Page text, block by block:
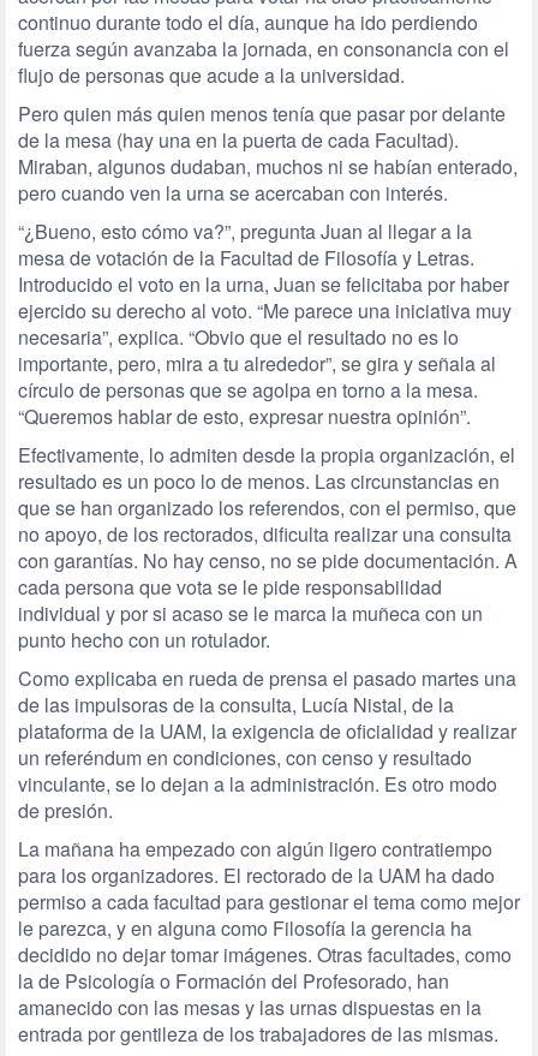
continuo durante todo el día, aunque ha ido perdiendo
fuerza según avanzaba la jornada, en consonancia con el
flujo de personas que acude a la universidad.
Pero quien más quien menos tenía que pasar por delante
de la mesa (hay una en la puerta de cada Facultad).
Miraban, algunos dudaban, muchos ni se habían enterado,
pero cuando ven la urna se acercaban con interés.
“¿Bueno, esto cómo va?”, pregunta Juan al llegar a la
mesa de votación de la Facultad de Filosofía y Letras.
Introducido el voto en la urna, Juan se felicitaba por haber
ejercido su derecho al voto. “Me parece una iniciativa muy
necesaria”, explica. “Obvio que el resultado no es lo
importante, pero, mira a tu alrededor”, se gira y señala al
círculo de personas que se agolpa en torno a la mesa.
“Queremos hablar de esto, expresar nuestra opinión”.
Efectivamente, lo admiten desde la propia organización, el
resultado es un poco lo de menos. Las circunstancias en
que se han organizado los referendos, con el permiso, que
no apoyo, de los rectorados, dificulta realizar una consulta
con garantías. No hay censo, no se pide documentación. A
cada persona que vota se le pide responsabilidad
individual y por si acaso se le marca la muñeca con un
punto hecho con un rotulador.
Como explicaba en rueda de prensa el pasado martes una
de las impulsoras de la consulta, Lucía Nistal, de la
plataforma de la UAM, la exigencia de oficialidad y realizar
un referéndum en condiciones, con censo y resultado
vinculante, se lo dejan a la administración. Es otro modo
de presión.
La mañana ha empezado con algún ligero contratiempo
para los organizadores. El rectorado de la UAM ha dado
permiso a cada facultad para gestionar el tema como mejor
le parezca, y en alguna como Filosofía la gerencia ha
decidido no dejar tomar imágenes. Otras facultades, como
la de Psicología o Formación del Profesorado, han
amanecido con las mesas y las urnas dispuestas en la
entrada por gentileza de los trabajadores de las mismas.